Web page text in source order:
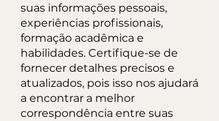
suas informações pessoais,
experiências profissionais,
formação acadêmica e
habilidades. Certifique-se de
fornecer detalhes precisos e
atualizados, pois isso nos ajudará
a encontrar a melhor
correspondência entre suas